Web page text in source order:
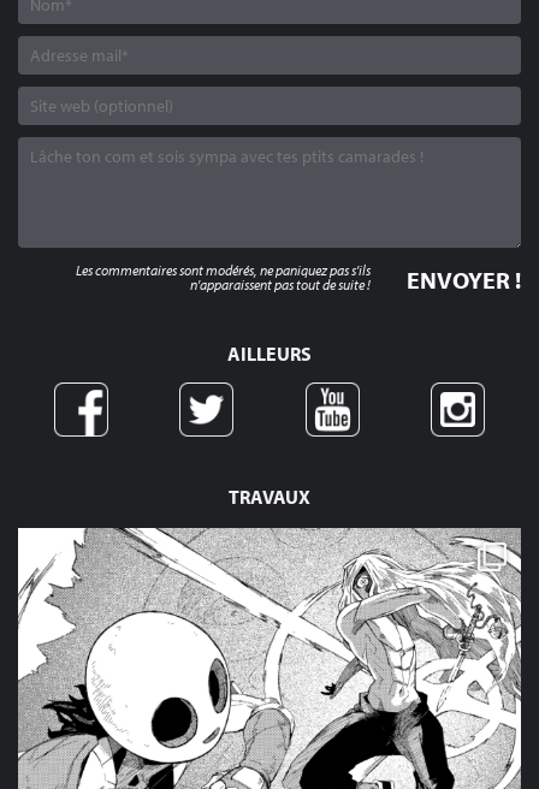
TRAVAUX
Les commentaires sont modérés, ne paniquez pas s'ils
n'apparaissent pas tout de suite !
AILLEURS